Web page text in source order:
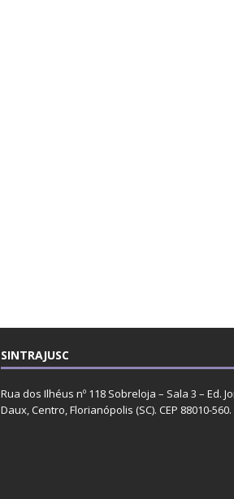
SINTRAJUSC
Rua dos Ilhéus nº 118 Sobreloja – Sala 3 – Ed.
Daux, Centro, Florianópolis (SC). CEP 88010-560.